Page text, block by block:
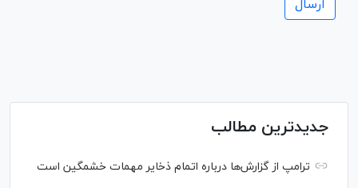
جدیدترین مطالب
ترامپ از گزارش‌ها درباره اتمام ذخایر مهمات خشمگین است